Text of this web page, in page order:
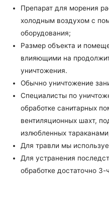
Препарат для морения
холодным воздухом с
оборудования;
Размер объекта и
влияющими на
уничтожения.
Обычно уничтожение
Специалисты по
обработке санитарных
вентиляционных шахт,
излюбленных
Для травли мы
Для устранения
обработке достаточно 3-